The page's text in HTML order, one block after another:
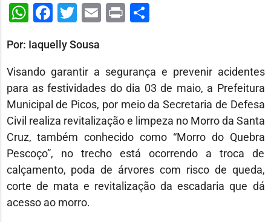
WhatsApp
Facebook
Twitter
Email
PrintShare
Por: Iaquelly Sousa
Visando garantir a segurança e prevenir acidentes
para as festividades do dia 03 de maio, a Prefeitura
Municipal de Picos, por meio da Secretaria de Defesa
Civil realiza revitalização e limpeza no Morro da Santa
Cruz, também conhecido como “Morro do Quebra
Pescoço”, no trecho está ocorrendo a troca de
calçamento, poda de árvores com risco de queda,
corte de mata e revitalização da escadaria que dá
acesso ao morro.